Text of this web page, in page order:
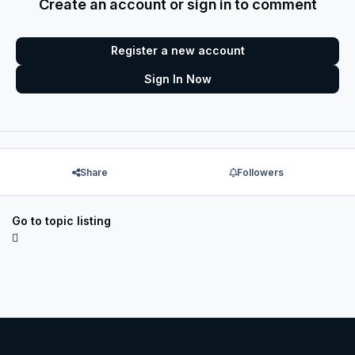
Create an account or sign in to comment
Register a new account
Sign In Now
Share Followers
Go to topic listing